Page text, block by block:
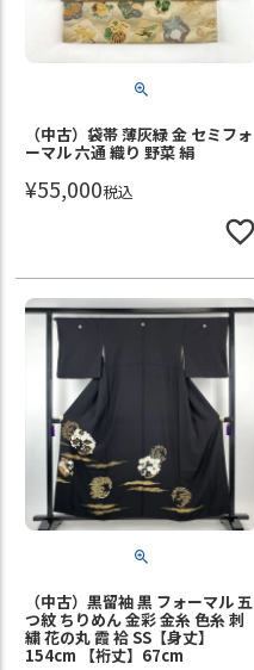
（中古）袋帯 薄灰緑 金 セミフォ
ーマル 六通 織り 野菜 絹
¥55,000税込
（中古）黒留袖 黒 フォーマル 五
つ紋 ちりめん 金彩 金糸 色糸 刺
繍 花の丸 霞 袷 SS【身丈】
154cm 【裄丈】67cm